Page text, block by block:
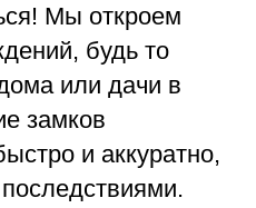
Мы откроем
будь то
или дачи в
замков
и аккуратно,